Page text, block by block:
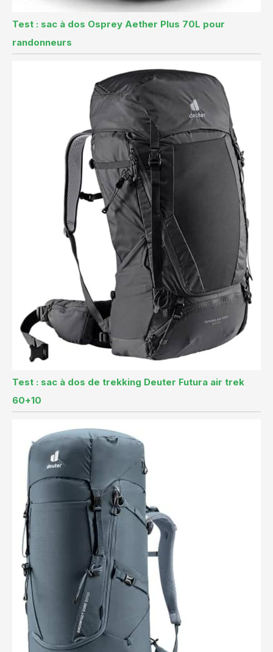
Test : sac à dos Osprey Aether Plus 70L pour
randonneurs
Test : sac à dos de trekking Deuter Futura air trek
60+10